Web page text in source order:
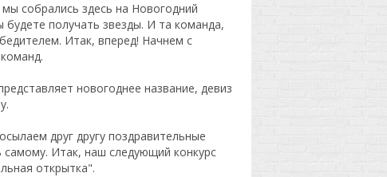
собрались здесь на Новогодний
получать звезды. И та команда,
Итак, вперед! Начнем с
новогоднее название, девиз
друг другу поздравительные
самому. Итак, наш следующий конкурс
открытка".